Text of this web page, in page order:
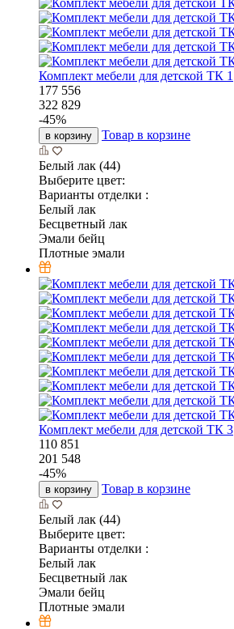
Комплект мебели для детской ТК 1
177 556
322 829
-45%
в корзину Товар в корзине
Белый лак (44)
Выберите цвет:
Варианты отделки :
Белый лак
Бесцветный лак
Эмали бейц
Плотные эмали
Комплект мебели для детской ТК 3
110 851
201 548
-45%
в корзину Товар в корзине
Белый лак (44)
Выберите цвет:
Варианты отделки :
Белый лак
Бесцветный лак
Эмали бейц
Плотные эмали